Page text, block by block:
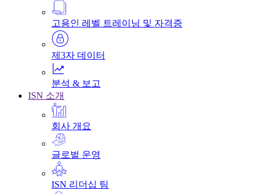
고용인 레벨 트레이닝 및 자격증
제3자 데이터
분석 & 보고
ISN 소개
회사 개요
글로벌 운영
ISN 리더십 팀